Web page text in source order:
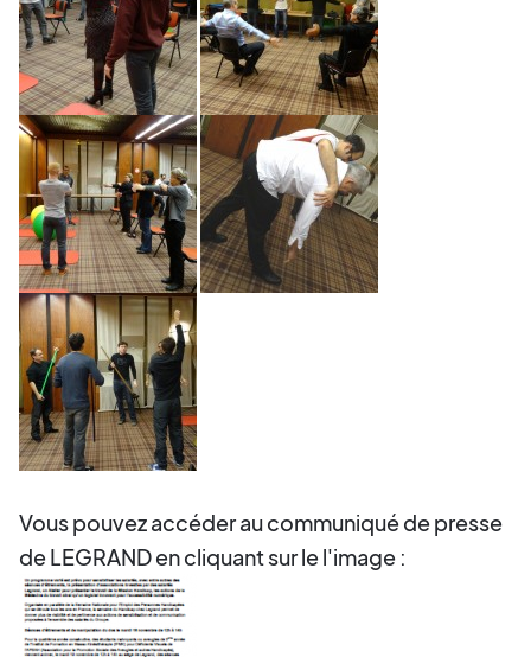
Vous pouvez accéder au communiqué de presse
de LEGRAND en cliquant sur le l'image :